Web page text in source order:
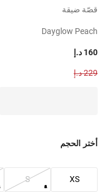
قصّة ضيقة
Dayglow Peach
160 د.إ
229 د.إ
أختر الحجم
XS
S